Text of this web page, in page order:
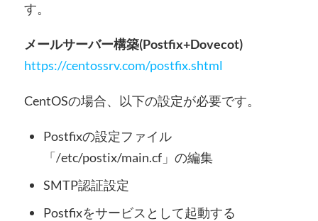
す。
メールサーバー構築(Postfix+Dovecot)
https://centossrv.com/postfix.shtml
CentOSの場合、以下の設定が必要です。
Postfixの設定ファイル
「/etc/postix/main.cf」の編集
SMTP認証設定
Postfixをサービスとして起動する